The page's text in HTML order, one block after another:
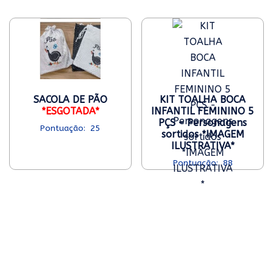
SACOLA DE PÃO
*ESGOTADA*
25
KIT TOALHA BOCA
INFANTIL FEMININO 5
PÇS – Personagens
sortidos *IMAGEM
ILUSTRATIVA*
88